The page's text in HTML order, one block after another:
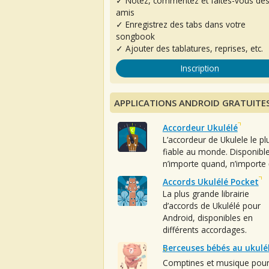
amis
✓ Enregistrez des tabs dans votre
songbook
✓ Ajouter des tablatures, reprises, etc.
Inscription
APPLICATIONS ANDROID
Accordeur Ukulélé
L’accordeur de Ukulele le
fiable au monde. Disponible
n’importe quand, n’importe
Accords Ukulélé Pocket
La plus grande librairie
d’accords de Ukulélé pour
Android, disponibles en
différents accordages.
Berceuses bébés au
Comptines et musique pour